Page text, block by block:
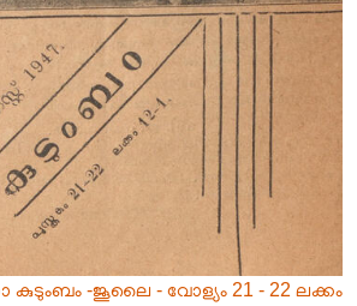
കുടുംബം -ജൂലൈ - വോള്യം 21 - 22 ലക്കം